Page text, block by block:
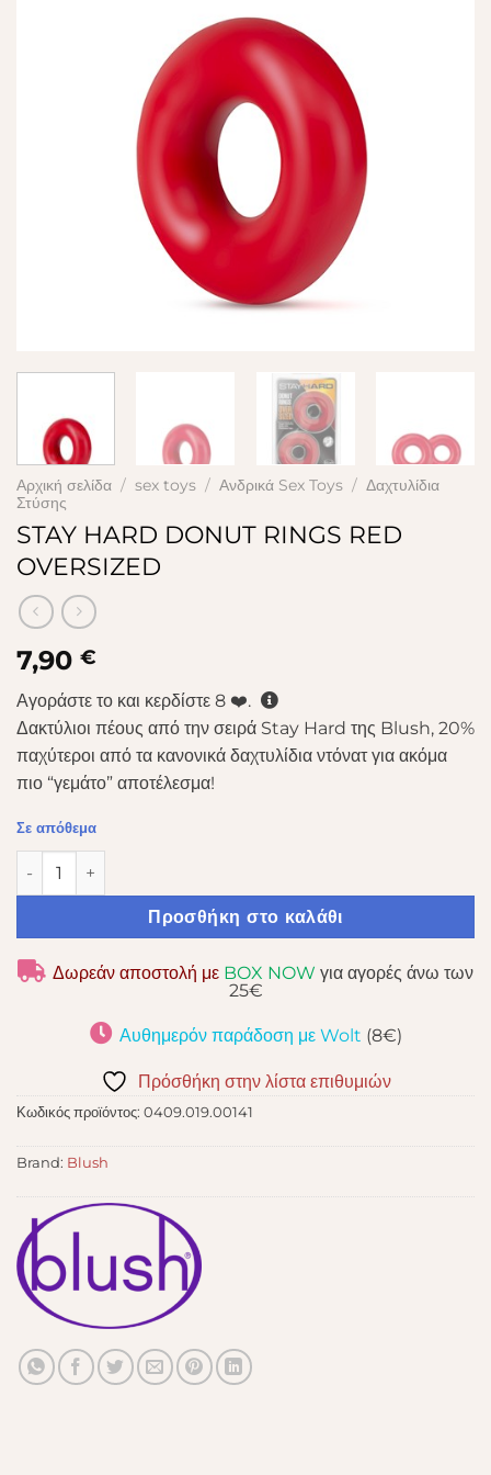
Αρχική σελίδα / sex toys / Ανδρικά Sex Toys / Δαχτυλίδια
Στύσης
STAY HARD DONUT RINGS RED
OVERSIZED
7,90 €
Αγοράστε το και κερδίστε 8 ❤️.
Δακτύλιοι πέους από την σειρά Stay Hard της Blush, 20%
παχύτεροι από τα κανονικά δαχτυλίδια ντόνατ για ακόμα
πιο “γεμάτο” αποτέλεσμα!
Σε απόθεμα
STAY HARD DONUT RINGS RED OVERSIZED ποσότητα
Προσθήκη στο καλάθι
Δωρεάν αποστολή με BOX NOW για αγορές άνω των
25€
Αυθημερόν παράδοση με Wolt (8€)
Πρόσθήκη στην λίστα επιθυμιών
Κωδικός προϊόντος: 0409.019.00141
Brand: Blush